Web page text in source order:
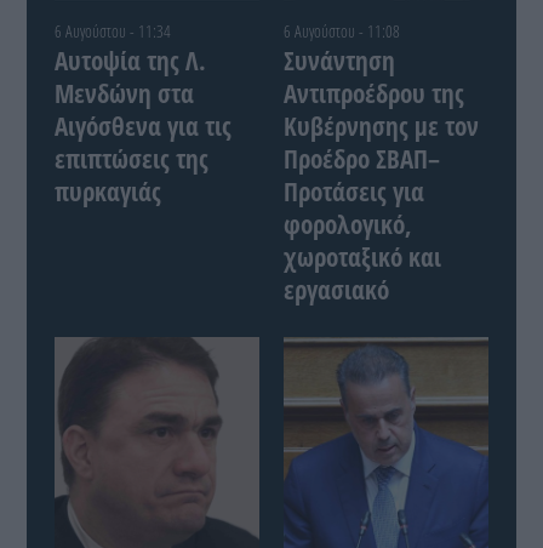
6 Αυγούστου - 11:34
Αυτοψία της Λ.
Μενδώνη στα
Αιγόσθενα για τις
επιπτώσεις της
πυρκαγιάς
6 Αυγούστου - 11:08
Συνάντηση
Αντιπροέδρου της
Κυβέρνησης με τον
Προέδρο ΣΒΑΠ–
Προτάσεις για
φορολογικό,
χωροταξικό και
εργασιακό